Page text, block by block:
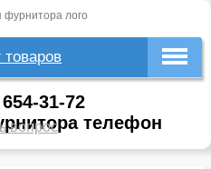
товаров
31-72
вопрос